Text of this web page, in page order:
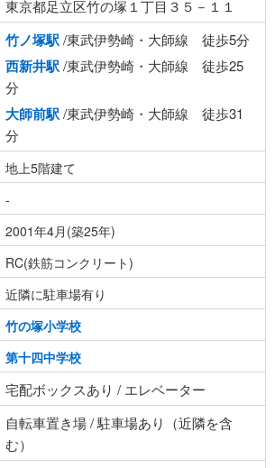
東京都足立区竹の塚１丁目３５－１１
竹ノ塚駅/東武伊勢崎・大師線 徒歩5分
西新井駅/東武伊勢崎・大師線 徒歩25
分
大師前駅/東武伊勢崎・大師線 徒歩31
分
地上5階建て
-
2001年4月(築25年)
RC(鉄筋コンクリート)
近隣に駐車場有り
竹の塚小学校
第十四中学校
宅配ボックスあり / エレベーター
自転車置き場 / 駐車場あり（近隣を含
む）